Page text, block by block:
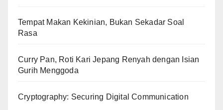
Tempat Makan Kekinian, Bukan Sekadar Soal
Rasa
Curry Pan, Roti Kari Jepang Renyah dengan Isian
Gurih Menggoda
Cryptography: Securing Digital Communication